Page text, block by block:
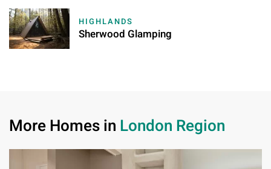
HIGHLANDS
Sherwood Glamping
More Homes in London Region